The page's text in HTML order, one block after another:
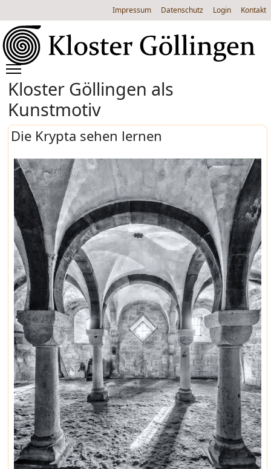
Kontakt
Login
Datenschutz
Impressum
Kloster Göllingen als
Kunstmotiv
Die Krypta sehen lernen